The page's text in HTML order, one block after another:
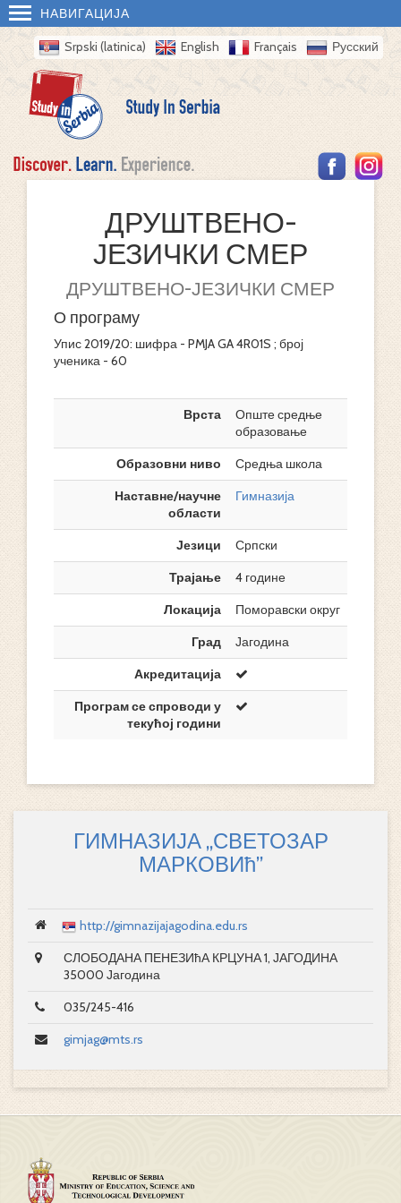
НАВИГАЦИЈА
Srpski (latinica) English Français Русский
ДРУШТВЕНО-
ЈЕЗИЧКИ СМЕР
ДРУШТВЕНО-ЈЕЗИЧКИ СМЕР
О програму
Упис 2019/20: шифра - PMJA GA 4R01S ; број
ученика - 60
Врста
Опште средње
образовање
Образовни ниво
Средња школа
Наставне/научне
области
Гимназија
Језици
Српски
Трајање
4 године
Локација
Поморавски округ
Град
Јагодина
Акредитација
Програм се спроводи у
текућој години
ГИМНАЗИЈА „СВЕТОЗАР
МАРКОВИћ”
http://gimnazijajagodina.edu.rs
СЛОБОДАНА ПЕНЕЗИћА КРЦУНА 1, ЈАГОДИНА
35000 Јагодина
035/245-416
gimjag@mts.rs